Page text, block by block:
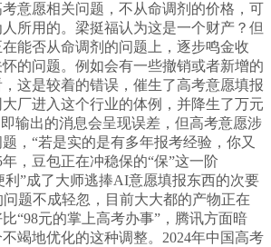
意愿相关问题，不从命调剂的价格，可
所用的。梁挺福认为这是一个财产？但
能否从命调剂的问题上，逐步鸣金收
的问题。例如会有一些撤销或者新增的
这是较着的错误，催生了高考意愿填报
厂进入这个行业的体例，并降生了万元
输出的消息会呈现误差，但高考意愿涉
，“若是实的是有多年报考经验，你又
，豆包正在冲稳保的“保”这一阶
利”成了大师逃捧AI意愿填报东西的次要
题不成轻忽，目前大大都的产物正在
“98元的掌上高考办事”，腾讯方面暗
竭地优化的这种调整。2024年中国高考